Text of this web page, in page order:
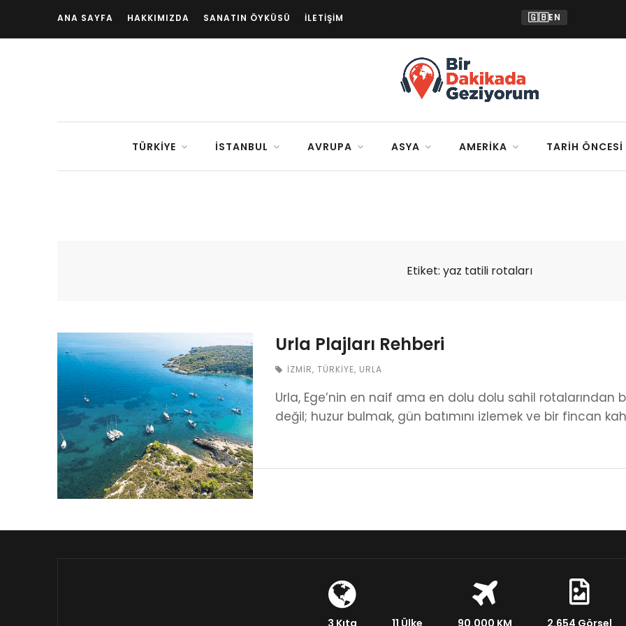
ANA SAYFA HAKKIMIZDA SANATIN ÖYKÜSÜ İLETIŞIM 🇬🇧EN
TÜRKIYE İSTANBUL AVRUPA ASYA AMERIKA TARIH ÖNCESI
Etiket: yaz tatili rotaları
Urla Plajları Rehberi
İZMIR, TÜRKIYE, URLA
Urla, Ege’nin en naif ama en dolu dolu sahil rotalarından
değil; huzur bulmak, gün batımını izlemek ve bir fincan